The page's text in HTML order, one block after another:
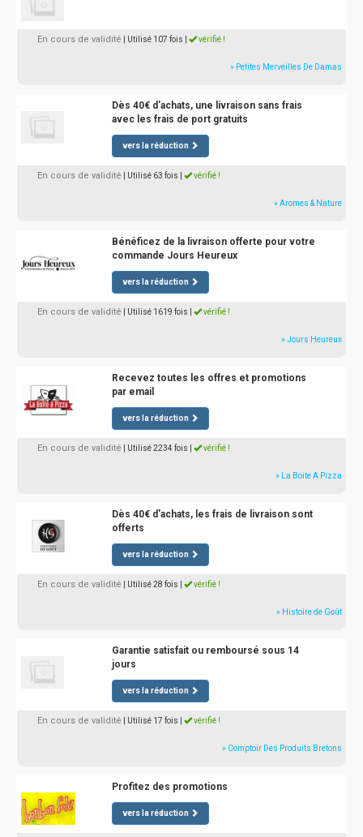
En cours de validité | Utilisé 107 fois vérifié !
» Petites Merveilles De Damas
Dès 40€ d'achats, une livraison sans frais
avec les frais de port gratuits
vers la réduction
En cours de validité | Utilisé 63 fois vérifié !
» Aromes & Nature
Bénéficez de la livraison offerte pour votre
commande Jours Heureux
vers la réduction
En cours de validité | Utilisé 1619 fois vérifié !
» Jours Heureux
Recevez toutes les offres et promotions
par email
vers la réduction
En cours de validité | Utilisé 2234 fois vérifié !
» La Boite A Pizza
Dès 40€ d'achats, les frais de livraison sont
offerts
vers la réduction
En cours de validité | Utilisé 28 fois vérifié !
» Histoire de Goût
Garantie satisfait ou remboursé sous 14
jours
vers la réduction
En cours de validité | Utilisé 17 fois vérifié !
» Comptoir Des Produits Bretons
Profitez des promotions
vers la réduction